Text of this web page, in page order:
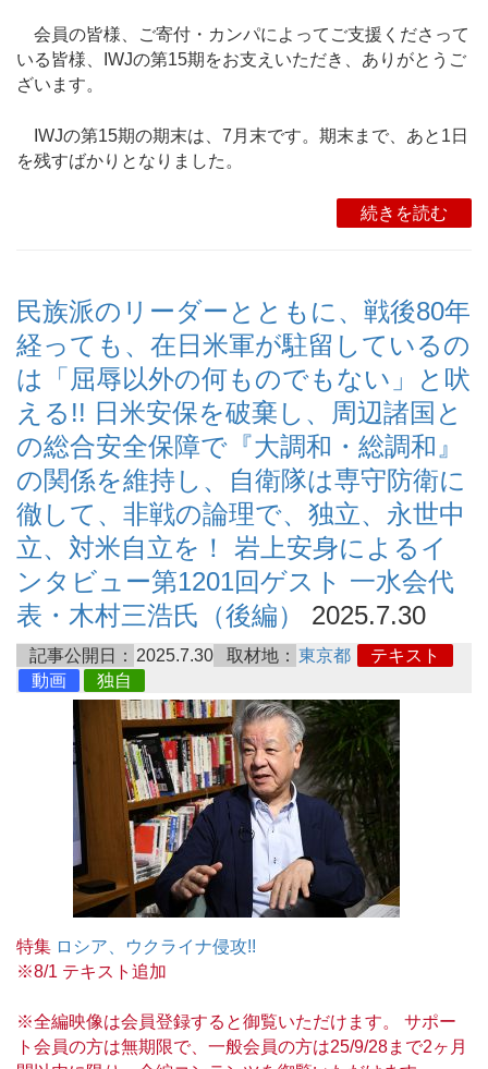
会員の皆様、ご寄付・カンパによってご支援くださって
いる皆様、IWJの第15期をお支えいただき、ありがとうご
ざいます。
IWJの第15期の期末は、7月末です。期末まで、あと1日
を残すばかりとなりました。
続きを読む
民族派のリーダーとともに、戦後80年
経っても、在日米軍が駐留しているの
は「屈辱以外の何ものでもない」と吠
える!! 日米安保を破棄し、周辺諸国と
の総合安全保障で『大調和・総調和』
の関係を維持し、自衛隊は専守防衛に
徹して、非戦の論理で、独立、永世中
立、対米自立を！ 岩上安身によるイ
ンタビュー第1201回ゲスト 一水会代
表・木村三浩氏（後編）
2025.7.30
記事公開日： 2025.7.30 取材地： 東京都
テキスト
動画
独自
特集 ロシア、ウクライナ侵攻!!
※8/1 テキスト追加
※全編映像は会員登録すると御覧いただけます。 サポー
ト会員の方は無期限で、一般会員の方は25/9/28まで2ヶ月